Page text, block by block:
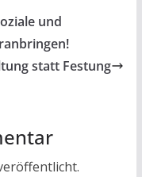
n
und
statt Festung